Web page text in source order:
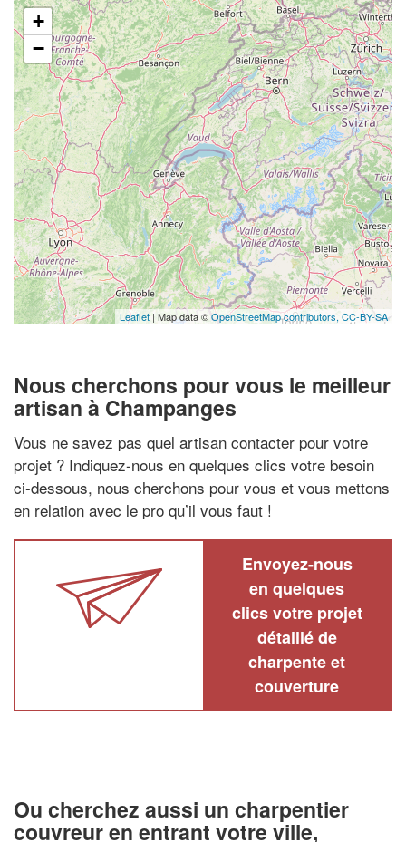
+
−
Leaflet | Map data ©OpenStreetMap contributors, CC-BY-SA
Nous cherchons pour vous le meilleur
artisan à Champanges
Vous ne savez pas quel artisan contacter pour votre
projet ? Indiquez-nous en quelques clics votre besoin
ci-dessous, nous cherchons pour vous et vous mettons
en relation avec le pro qu’il vous faut !
Envoyez-nous
en quelques
clics votre projet
détaillé de
charpente et
couverture
Ou cherchez aussi un charpentier
couvreur en entrant votre ville,